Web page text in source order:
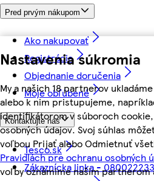
Nastavenia súkromia
My a našich 18 partnerov
alebo k nim pristupujeme,
identifikátorom v súboroch
osobných údajov. Svoj súhlas
voľbou Prijať alebo Odmietnuť
Pravidlách pre ochranu osobných
voľby oznámime našim partnerom
Pred prvým nákupom
Ako nakupovať
Registrácia
Objednanie doručenia
Moje obľúbené
Kontaktujte nás
Tesco.sk
Zákaznícka linka -